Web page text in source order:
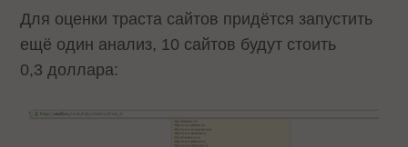
Для оценки траста сайтов придётся запустить
ещё один анализ, 10 сайтов будут стоить
0,3 доллара: